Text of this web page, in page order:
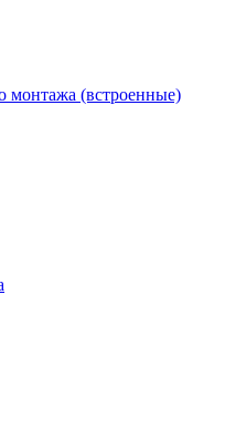
монтажа (встроенные)